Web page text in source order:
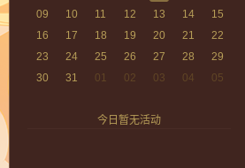
09
10 11 12 13 14
15
16
17 18 19 20 21
22
23
24 25 26 27 28
29
30
31 01 02 03 04 05
今日暂无活动